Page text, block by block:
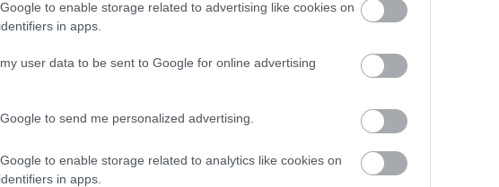
to enable storage related to advertising like cookies on
in apps.
user data to be sent to Google for online advertising
to send me personalized advertising.
to enable storage related to analytics like cookies on
in apps.